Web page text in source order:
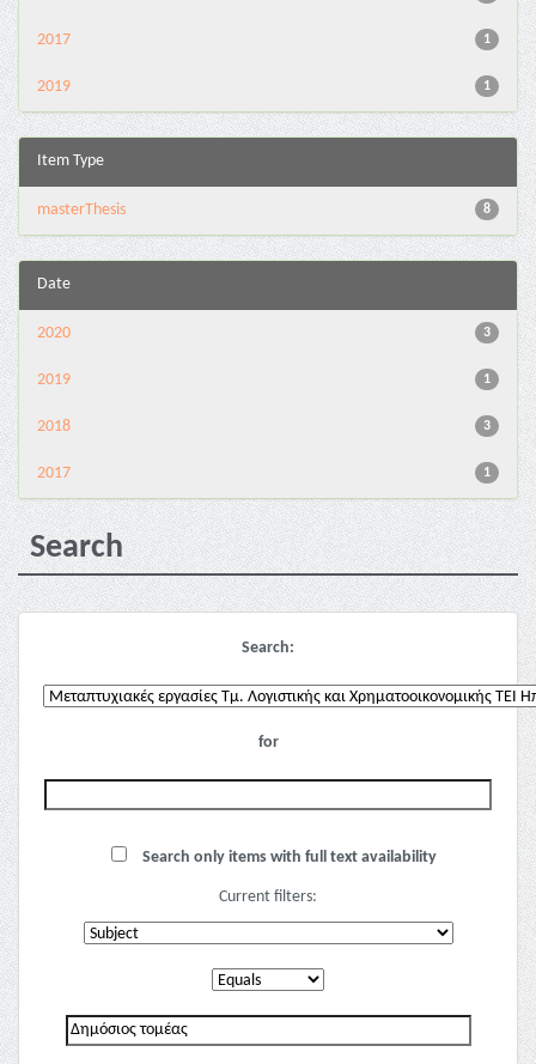
1
2017
1
2019
Item Type
8
masterThesis
Date
3
2020
1
2019
3
2018
1
2017
Search
Search:
for
Search only items with full text availability
Current filters: